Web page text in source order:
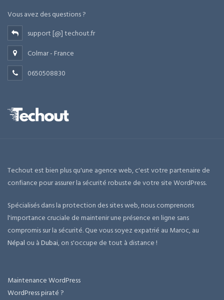
Vous avez des questions ?
support [@] techout.fr
Colmar - France
0650508830
Techout est bien plus qu'une agence web, c'est votre partenaire de
confiance pour assurer la sécurité robuste de votre site WordPress.
Spécialisés dans la protection des sites web, nous comprenons
l'importance cruciale de maintenir une présence en ligne sans
compromis sur la sécurité. Que vous soyez expatrié au Maroc, au
Népal ou àDubai, on s'occupe de tout à distance !
Maintenance WordPress
WordPress piraté ?